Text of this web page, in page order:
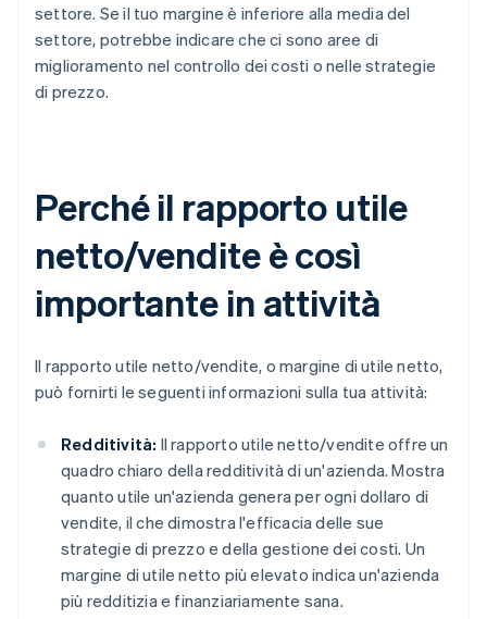
settore. Se il tuo margine è inferiore alla media del
settore, potrebbe indicare che ci sono aree di
miglioramento nel controllo dei costi o nelle strategie
di prezzo.
Perché il rapporto utile
netto/vendite è così
importante in attività
Il rapporto utile netto/vendite, o margine di utile netto,
può fornirti le seguenti informazioni sulla tua attività:
Redditività: Il rapporto utile netto/vendite offre un
quadro chiaro della redditività di un'azienda. Mostra
quanto utile un'azienda genera per ogni dollaro di
vendite, il che dimostra l'efficacia delle sue
strategie di prezzo e della gestione dei costi. Un
margine di utile netto più elevato indica un'azienda
più redditizia e finanziariamente sana.